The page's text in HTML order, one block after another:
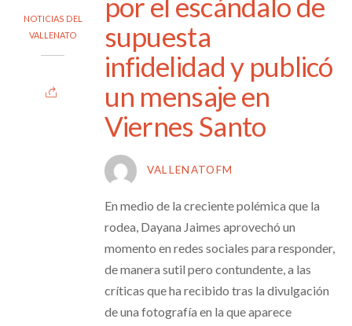
NOTICIAS DEL
VALLENATO
supuesta
infidelidad y publicó
un mensaje en
Viernes Santo
VALLENATOFM
En medio de la creciente polémica que la
rodea, Dayana Jaimes aprovechó un
momento en redes sociales para responder,
de manera sutil pero contundente, a las
críticas que ha recibido tras la divulgación
de una fotografía en la que aparece